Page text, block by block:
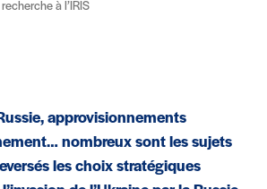
à l’IRIS
approvisionnements
nombreux sont les sujets
les choix stratégiques